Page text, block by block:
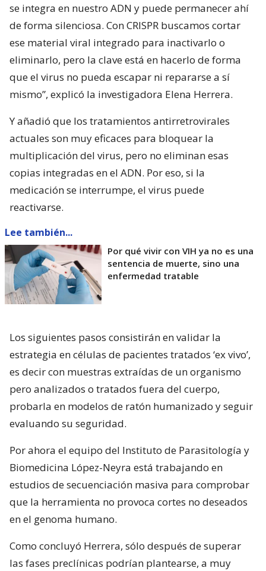
se integra en nuestro ADN y puede permanecer ahí
de forma silenciosa. Con CRISPR buscamos cortar
ese material viral integrado para inactivarlo o
eliminarlo, pero la clave está en hacerlo de forma
que el virus no pueda escapar ni repararse a sí
mismo”, explicó la investigadora Elena Herrera.
Y añadió que los tratamientos antirretrovirales
actuales son muy eficaces para bloquear la
multiplicación del virus, pero no eliminan esas
copias integradas en el ADN. Por eso, si la
medicación se interrumpe, el virus puede
reactivarse.
Lee también...
Por qué vivir con VIH ya no es una
sentencia de muerte, sino una
enfermedad tratable
Los siguientes pasos consistirán en validar la
estrategia en células de pacientes tratados ‘ex vivo’,
es decir con muestras extraídas de un organismo
pero analizados o tratados fuera del cuerpo,
probarla en modelos de ratón humanizado y seguir
evaluando su seguridad.
Por ahora el equipo del Instituto de Parasitología y
Biomedicina López-Neyra está trabajando en
estudios de secuenciación masiva para comprobar
que la herramienta no provoca cortes no deseados
en el genoma humano.
Como concluyó Herrera, sólo después de superar
las fases preclínicas podrían plantearse, a muy